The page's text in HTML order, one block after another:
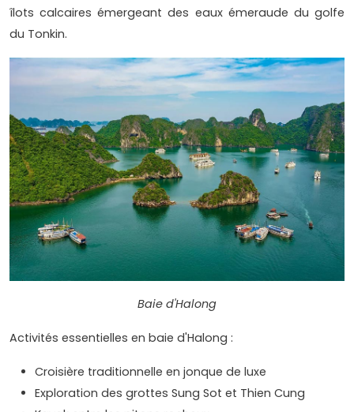
îlots calcaires émergeant des eaux émeraude du golfe
du Tonkin.
Baie d'Halong
Activités essentielles en baie d'Halong :
Croisière traditionnelle en jonque de luxe
Exploration des grottes Sung Sot et Thien Cung